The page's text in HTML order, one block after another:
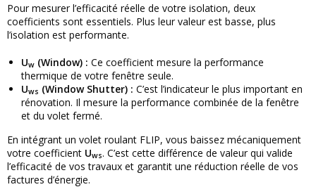
Pour mesurer l’efficacité réelle de votre isolation, deux
coefficients sont essentiels. Plus leur valeur est basse, plus
l’isolation est performante.
Uw (Window) : Ce coefficient mesure la performance
thermique de votre fenêtre seule.
Uws (Window Shutter) : C’est l’indicateur le plus important en
rénovation. Il mesure la performance combinée de la fenêtre
et du volet fermé.
En intégrant un volet roulant FLIP, vous baissez mécaniquement
votre coefficient Uws. C’est cette différence de valeur qui valide
l’efficacité de vos travaux et garantit une réduction réelle de vos
factures d’énergie.